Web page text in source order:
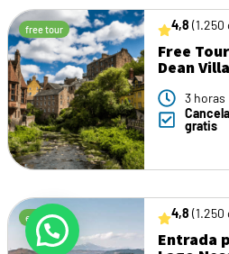
free tour 4,8
Free
Dean
3 horas
gratis
entrada 4,8
Entrada